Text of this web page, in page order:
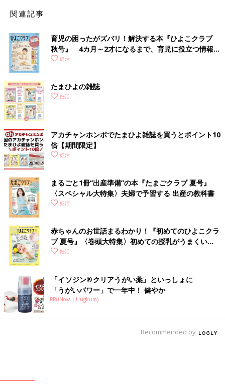
ズちゃんが英国で生まれました（※）。
なんだか運命的ですね。
■京野先生：
そのとき、私の上司にあたる鈴木雅洲（まさくに）教授が「日本
でも体外受精をやろう」と言って我が国における先駆者となり、
苦心を重ねた末、1983年、日本初の体外受精に成功しました。
今日の私があるのは、鈴木教授がそのチームに誘ってくださった
からです。
■河合さん：
初期の体外受精は、卵管が詰まっているかたのための治療だった
と読んだことがあります。ルイーズちゃんのお母さんも、卵管が
■京野先生：
そうなんですよ。患者さんも今とは全然違いました。今は、体外
受精は年齢が高い人の妊娠法だと思っているかたもいますが、か
つては高齢で妊娠しようとする人はほとんどいなかったし、検査
で不妊の原因が特定できるようなかたがほとんどでした。そし
て、当時と今では技術も全然違うんです。当時の体外受精は入院
が必要でした。全身麻酔をして、腟からではなく、おなかに穴を
■河合さん：
えっ!?
なります。だから私たちは夜中の11時頃に大学病院に集合して、
関連記事
育児の困ったがズバリ！解決する本『ひよこクラブ
秋号』 4カ月～2才になるまで、育児に役立つ情報が
いっぱい！
妊活
たまひよの雑誌
妊活
アカチャンホンポでたまひよ雑誌を買うとポイント10
倍【期間限定】
妊活
まるごと1冊“出産準備”の本『たまごクラブ 夏号』
〈スペシャル大特集〉夫婦で予習する 出産の教科書
妊活
赤ちゃんのお世話まるわかり！『初めてのひよこクラ
ブ 夏号』〈巻頭大特集〉初めての授乳がうまくい
く！ おっぱい・ミルクの基本と夏のトラブル 解決テ
妊活
「イソジン®クリアうがい薬」といっしょに
「うがいパワー」で一年中！ 健やか
PR(iNova｜Hugkum)
Recommended by